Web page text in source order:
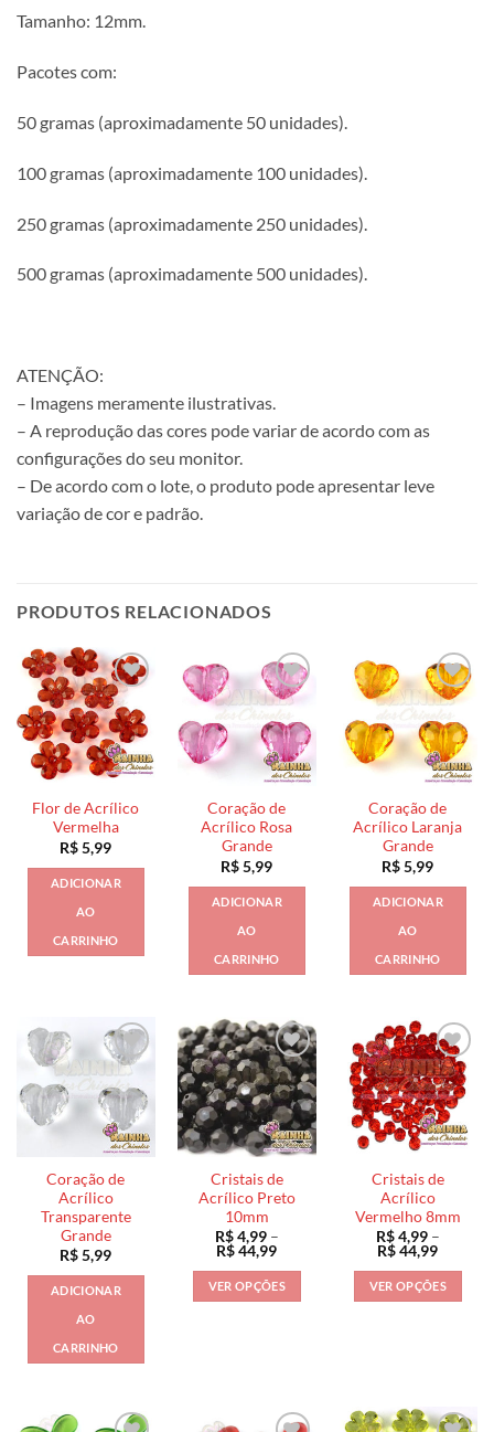
Tamanho: 12mm.
Pacotes com:
50 gramas (aproximadamente 50 unidades).
100 gramas (aproximadamente 100 unidades).
250 gramas (aproximadamente 250 unidades).
500 gramas (aproximadamente 500 unidades).
ATENÇÃO:
– Imagens meramente ilustrativas.
– A reprodução das cores pode variar de acordo com as
configurações do seu monitor.
– De acordo com o lote, o produto pode apresentar leve
variação de cor e padrão.
PRODUTOS RELACIONADOS
Flor de Acrílico
Vermelha
R$5,99
ADICIONAR
AO
CARRINHO
Coração de
Acrílico Rosa
Grande
R$5,99
ADICIONAR
AO
CARRINHO
Coração de
Acrílico Laranja
Grande
R$5,99
ADICIONAR
AO
CARRINHO
Coração de
Acrílico
Transparente
Grande
R$5,99
ADICIONAR
AO
CARRINHO
Cristais de
Acrílico Preto
10mm
R$4,99 –
R$44,99Faixa
preço:
R$ 4,99
através
VER OPÇÕES
Cristais de
Acrílico
Vermelho 8mm
R$4,99 –
R$44,99Faixa
preço:
R$ 4,99
através
VER OPÇÕES
As